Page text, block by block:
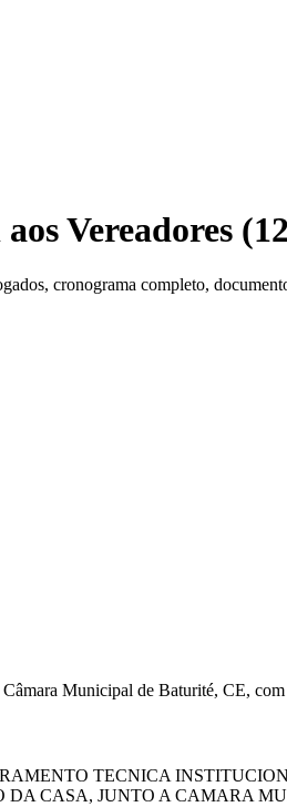
Vereadores
cronograma completo,
Municipal de Baturité, CE,
TECNICA
CASA, JUNTO A CAMARA